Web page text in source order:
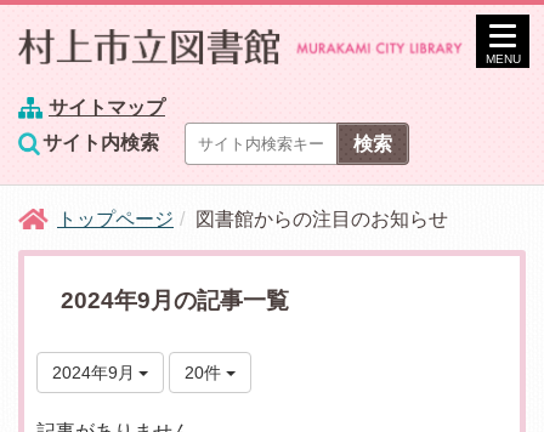
サイトマップ
サイト内検索
MENU
トップページ 図書館からの注目のお知らせ
2024年9月の記事一覧
2024年9月 20件